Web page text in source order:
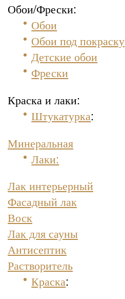
Обои/Фрески:
Обои
Обои под покраску
Детские обои
Фрески
Краска и лаки:
Штукатурка:
Минеральная
Лаки:
Лак интерьерный
Фасадный лак
Воск
Лак для сауны
Антисептик
Растворитель
Краска: